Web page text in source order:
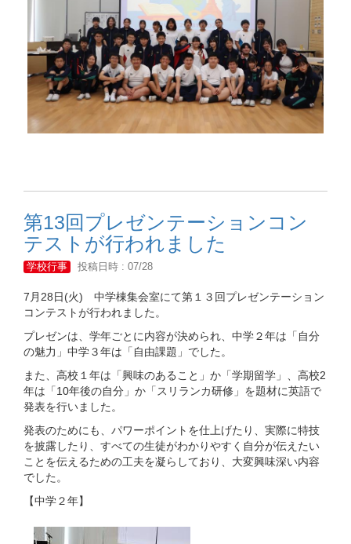
第13回プレゼンテーションコン
テストが行われました
学校行事 投稿日時 : 07/28
7月28日(火) 中学棟集会室にて第１３回プレゼンテーション
コンテストが行われました。
プレゼンは、学年ごとに内容が決められ、中学２年は「自分
の魅力」中学３年は「自由課題」でした。
また、高校１年は「興味のあること」か「学期留学」、高校2
年は「10年後の自分」か「スリランカ研修」を題材に英語で
発表を行いました。
発表のためにも、パワーポイントを仕上げたり、実際に特技
を披露したり、すべての生徒がわかりやすく自分が伝えたい
ことを伝えるための工夫を凝らしており、大変興味深い内容
でした。
【中学２年】